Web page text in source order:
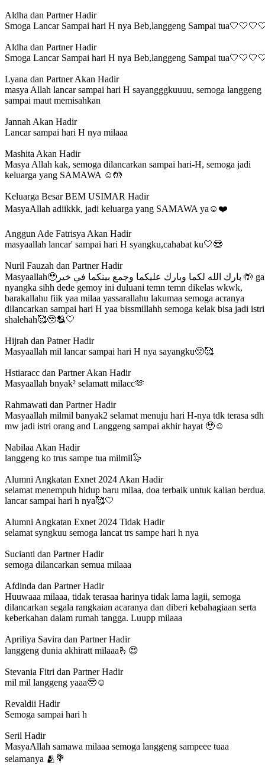
Aldha dan PartnerHadir
Smoga Lancar Sampai hari H nya Beb,langgeng Sampai
Aldha dan PartnerHadir
Smoga Lancar Sampai hari H nya Beb,langgeng Sampai
Lyana dan PartnerAkan Hadir
masya Allah lancar sampai hari H sayangggkuuuu, semoga langgeng
sampai maut memisahkan
Jannah Akan Hadir
Lancar sampai hari H nya milaaa
Mashita Akan Hadir
Masya Allah kak, semoga dilancarkan sampai hari-H, semoga jadi
keluarga yang SAMAWA ☺️🤲
Keluarga Besar BEM USIMAR Hadir
MasyaAllah adiikkk, jadi keluarga yang SAMAWA ya☺️❤️
Anggun Ade Fatrisya Akan Hadir
masyaallah lancar' sampai hari H syangku,cahabat ku🤍😍
Nuril Fauzah dan PartnerHadir
Masyaallah🥹بارك الله لكما وبارك عليكما وجمع بينكما في خير 🤲 ga
nyangka sihh dede gemoy ini duluani temn temn dikelas wkwk,
barakallahu fiik yaa milaa yassarallahu lakumaa semoga acranya
dilancarkan sampai hari H yaa bissmillahh semoga kelak bisa jadi istri
shalehah🥰🥹🫂🤍
Hijrah dan PatnerHadir
Masyaallah mil lancar sampai hari H nya sayangku🥺🥰
Hstiaracc dan PartnerAkan Hadir
Masyaallah bnyak² selamatt milacc🫶
Rahmawati dan PartnerHadir
Masyaallah milmil banyak2 selamat menuju hari H-nya tdk terasa sdh
mw jadi istri orang and Langgeng sampai akhir hayat 🥹☺️
Nabilaa Akan Hadir
langgeng ko trus sampe tua milmil🦭
Alumni Angkatan Exnet 2024 Akan Hadir
selamat menempuh hidup baru milaa, doa terbaik untuk kalian
lancar sampai hari h nya🥰🤍
Alumni Angkatan Exnet 2024 Tidak Hadir
selamat syngkuu semoga lancat trs sampe hari h nya
Sucianti dan PartnerHadir
semoga dilancarkan semua milaaa
Afdinda dan PartnerHadir
Huuwaaa milaaa, tidak terasaa harinya tidak lama lagii, semoga
dilancarkan segala rangkaian acaranya dan diberi kebahagiaan serta
keberkahan dalam rumah tangga. Luupp milaaa
Apriliya Savira dan PartnerHadir
langgeng dunia akhiratt milaaa🫰😍
Stevania Fitri dan PartnerHadir
mil mil langgeng yaaa🥹☺️
Revaldii Hadir
Semoga sampai hari h
Seril Hadir
MasyaAllah samawa milaaa semoga langgeng sampeee tuaa
selamanya 🫂💐